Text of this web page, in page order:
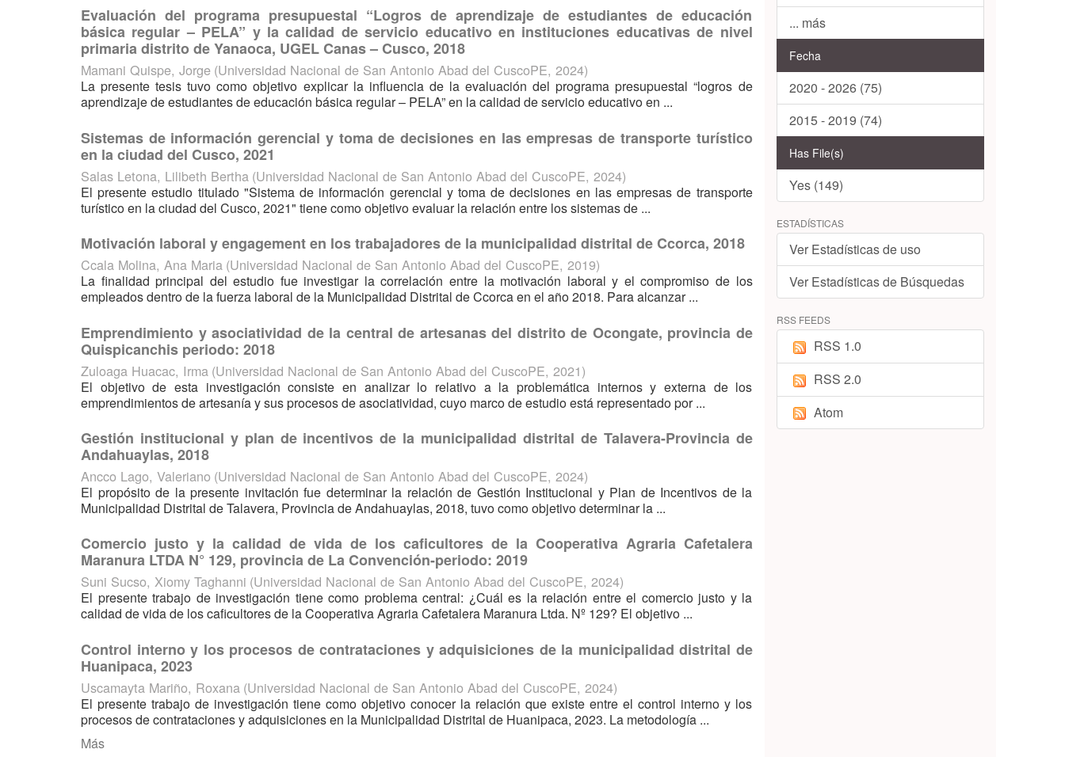
Evaluación del programa presupuestal “Logros de aprendizaje de estudiantes de educación
básica regular – PELA” y la calidad de servicio educativo en instituciones educativas de nivel
primaria distrito de Yanaoca, UGEL Canas – Cusco, 2018
Mamani Quispe, Jorge (Universidad Nacional de San Antonio Abad del CuscoPE, 2024)
La presente tesis tuvo como objetivo explicar la influencia de la evaluación del programa presupuestal “logros de
aprendizaje de estudiantes de educación básica regular – PELA” en la calidad de servicio educativo en ...
Sistemas de información gerencial y toma de decisiones en las empresas de transporte turístico
en la ciudad del Cusco, 2021
Salas Letona, Lilibeth Bertha (Universidad Nacional de San Antonio Abad del CuscoPE, 2024)
El presente estudio titulado "Sistema de información gerencial y toma de decisiones en las empresas de transporte
turístico en la ciudad del Cusco, 2021" tiene como objetivo evaluar la relación entre los sistemas de ...
Motivación laboral y engagement en los trabajadores de la municipalidad distrital de Ccorca, 2018
Ccala Molina, Ana Maria (Universidad Nacional de San Antonio Abad del CuscoPE, 2019)
La finalidad principal del estudio fue investigar la correlación entre la motivación laboral y el compromiso de los
empleados dentro de la fuerza laboral de la Municipalidad Distrital de Ccorca en el año 2018. Para alcanzar ...
Emprendimiento y asociatividad de la central de artesanas del distrito de Ocongate, provincia de
Quispicanchis periodo: 2018
Zuloaga Huacac, Irma (Universidad Nacional de San Antonio Abad del CuscoPE, 2021)
El objetivo de esta investigación consiste en analizar lo relativo a la problemática internos y externa de los
emprendimientos de artesanía y sus procesos de asociatividad, cuyo marco de estudio está representado por ...
Gestión institucional y plan de incentivos de la municipalidad distrital de Talavera-Provincia de
Andahuaylas, 2018
Ancco Lago, Valeriano (Universidad Nacional de San Antonio Abad del CuscoPE, 2024)
El propósito de la presente invitación fue determinar la relación de Gestión Institucional y Plan de Incentivos de la
Municipalidad Distrital de Talavera, Provincia de Andahuaylas, 2018, tuvo como objetivo determinar la ...
Comercio justo y la calidad de vida de los caficultores de la Cooperativa Agraria Cafetalera
Maranura LTDA N° 129, provincia de La Convención-periodo: 2019
Suni Sucso, Xiomy Taghanni (Universidad Nacional de San Antonio Abad del CuscoPE, 2024)
El presente trabajo de investigación tiene como problema central: ¿Cuál es la relación entre el comercio justo y la
calidad de vida de los caficultores de la Cooperativa Agraria Cafetalera Maranura Ltda. Nº 129? El objetivo ...
Control interno y los procesos de contrataciones y adquisiciones de la municipalidad distrital de
Huanipaca, 2023
Uscamayta Mariño, Roxana (Universidad Nacional de San Antonio Abad del CuscoPE, 2024)
El presente trabajo de investigación tiene como objetivo conocer la relación que existe entre el control interno y los
procesos de contrataciones y adquisiciones en la Municipalidad Distrital de Huanipaca, 2023. La metodología ...
Más
... más
Fecha
2020 - 2026 (75)
2015 - 2019 (74)
Has File(s)
Yes (149)
ESTADÍSTICAS
Ver Estadísticas de uso
Ver Estadísticas de Búsquedas
RSS FEEDS
RSS 1.0
RSS 2.0
Atom